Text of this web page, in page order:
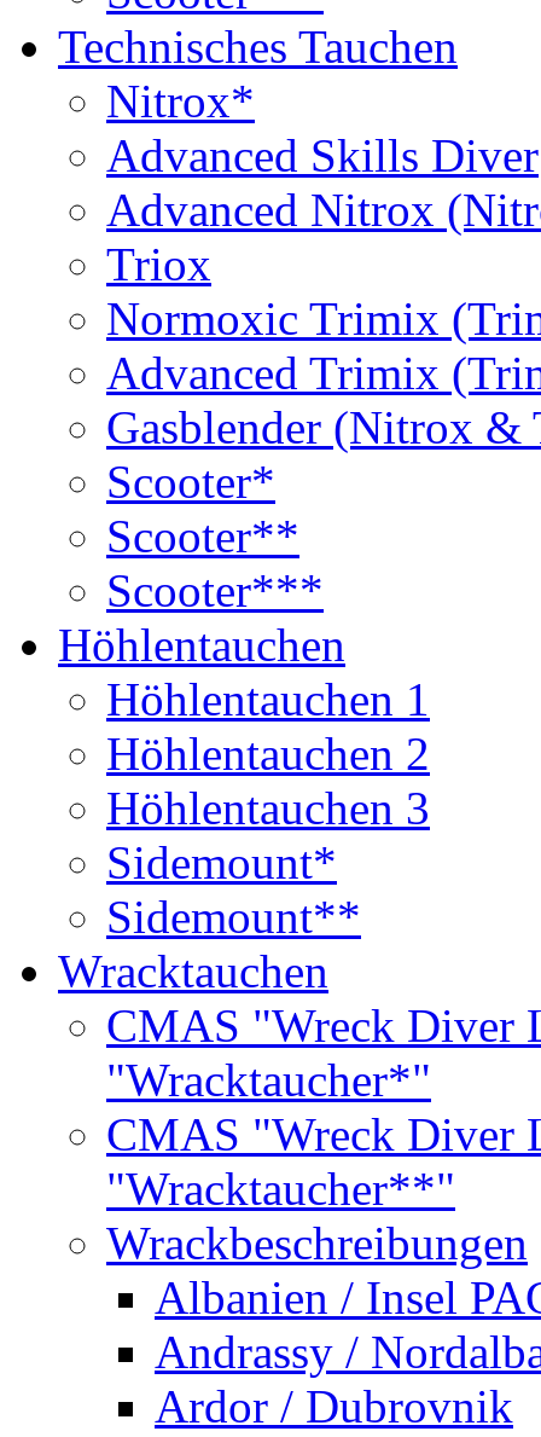
Technisches Tauchen
Nitrox*
Advanced Skills Diver
Advanced Nitrox
Triox
Normoxic Trimix
Advanced Trimix
Gasblender (Nitrox
Scooter*
Scooter**
Scooter***
Höhlentauchen
Höhlentauchen 1
Höhlentauchen 2
Höhlentauchen 3
Sidemount*
Sidemount**
Wracktauchen
CMAS "Wreck Diver
"Wracktaucher*"
CMAS "Wreck Diver
"Wracktaucher**"
Wrackbeschreibungen
Albanien / Insel
Andrassy /
Ardor / Dubrovnik